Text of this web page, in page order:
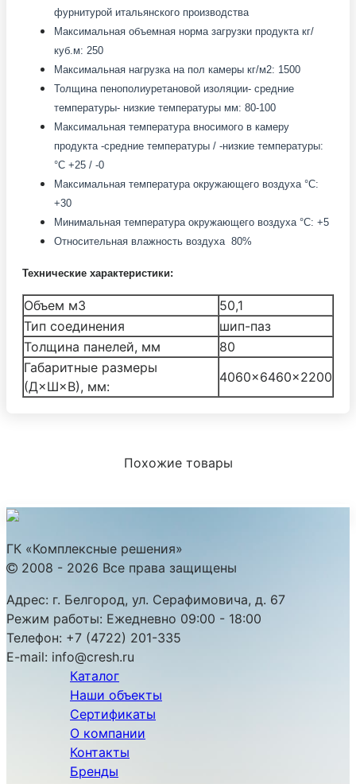
фурнитурой итальянского производства
Максимальная объемная норма загрузки продукта кг/
куб.м: 250
Максимальная нагрузка на пол камеры кг/м2: 1500
Толщина пенополиуретановой изоляции- средние
температуры- низкие температуры мм: 80-100
Максимальная температура вносимого в камеру
продукта -средние температуры / -низкие температуры:
°С +25 / -0
Максимальная температура окружающего воздуха °С:
+30
Минимальная температура окружающего воздуха °С: +5
Относительная влажность воздуха 80%
Технические характеристики:
Объем м3
50,1
Тип соединения
шип-паз
Толщина панелей, мм
80
Габаритные размеры
(Д×Ш×В), мм:
4060×6460×2200
Похожие товары
ГК «Комплексные решения»
2008 - 2026 Все права защищены
Адрес: г. Белгород, ул. Серафимовича, д. 67
Режим работы: Ежедневно 09:00 - 18:00
Телефон: +7 (4722) 201-335
E-mail: info@cresh.ru
Каталог
Наши объекты
Сертификаты
О компании
Контакты
Бренды